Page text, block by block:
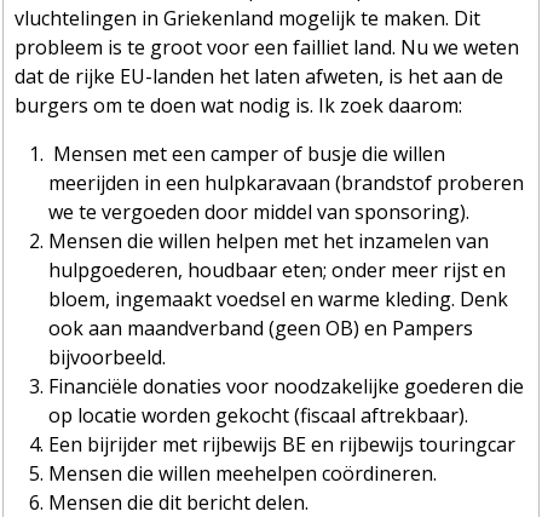
vluchtelingen in Griekenland mogelijk te maken. Dit
probleem is te groot voor een failliet land. Nu we weten
dat de rijke EU-landen het laten afweten, is het aan de
burgers om te doen wat nodig is. Ik zoek daarom:
Mensen met een camper of busje die willen
meerijden in een hulpkaravaan (brandstof proberen
we te vergoeden door middel van sponsoring).
Mensen die willen helpen met het inzamelen van
hulpgoederen, houdbaar eten; onder meer rijst en
bloem, ingemaakt voedsel en warme kleding. Denk
ook aan maandverband (geen OB) en Pampers
bijvoorbeeld.
Financiële donaties voor noodzakelijke goederen die
op locatie worden gekocht (fiscaal aftrekbaar).
Een bijrijder met rijbewijs BE en rijbewijs touringcar
Mensen die willen meehelpen coördineren.
Mensen die dit bericht delen.